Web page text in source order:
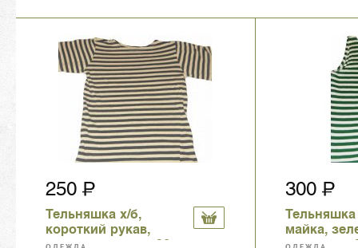
250
Тельняшка х/б,
короткий рукав,
синяя полоса, р. 26-
300
Тельняшка
майка,
полоса, р.